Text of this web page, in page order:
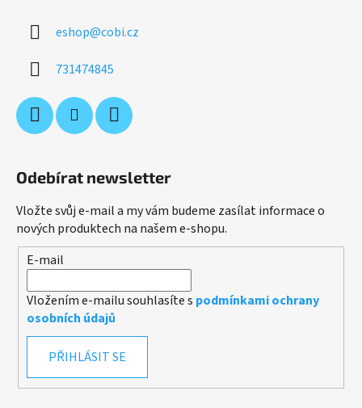
eshop@cobi.cz
731474845
Odebírat newsletter
Vložte svůj e-mail a my vám budeme zasílat informace o
nových produktech na našem e-shopu.
E-mail
Vložením e-mailu souhlasíte s podmínkami ochrany
osobních údajů
PŘIHLÁSIT SE